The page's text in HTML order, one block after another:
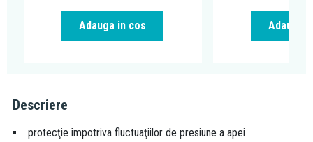
Adauga in cos Adauga
Descriere
protecţie împotriva fluctuaţiilor de presiune a apei